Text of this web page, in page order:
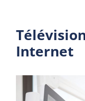
Internet